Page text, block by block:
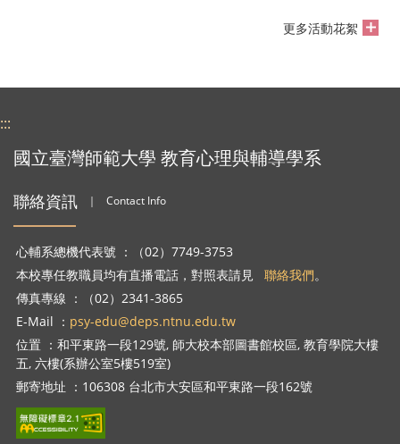
更多活動花絮
:::
國立臺灣師範大學 教育心理與輔導學系
聯絡資訊 ｜ Contact Info
心輔系總機代表號 ：（02）7749-3753
本校專任教職員均有直播電話，對照表請見 聯絡我們。
傳真專線 ：（02）2341-3865
E-Mail ： psy-edu@deps.ntnu.edu.tw
位置 ：和平東路一段129號, 師大校本部圖書館校區, 教育學院大樓
五, 六樓(系辦公室5樓519室)
郵寄地址 ：106308 台北市大安區和平東路一段162號